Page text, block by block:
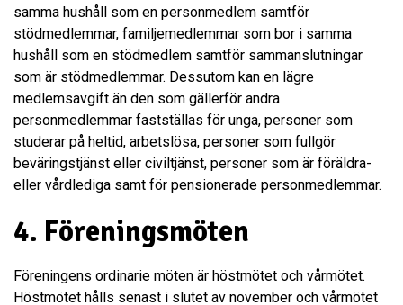
samma hushåll som en personmedlem samtför
stödmedlemmar, familjemedlemmar som bor i samma
hushåll som en stödmedlem samtför sammanslutningar
som är stödmedlemmar. Dessutom kan en lägre
medlemsavgift än den som gällerför andra
personmedlemmar fastställas för unga, personer som
studerar på heltid, arbetslösa, personer som fullgör
beväringstjänst eller civiltjänst, personer som är föräldra-
eller vårdlediga samt för pensionerade personmedlemmar.
4. Föreningsmöten
Föreningens ordinarie möten är höstmötet och vårmötet.
Höstmötet hålls senast i slutet av november och vårmötet